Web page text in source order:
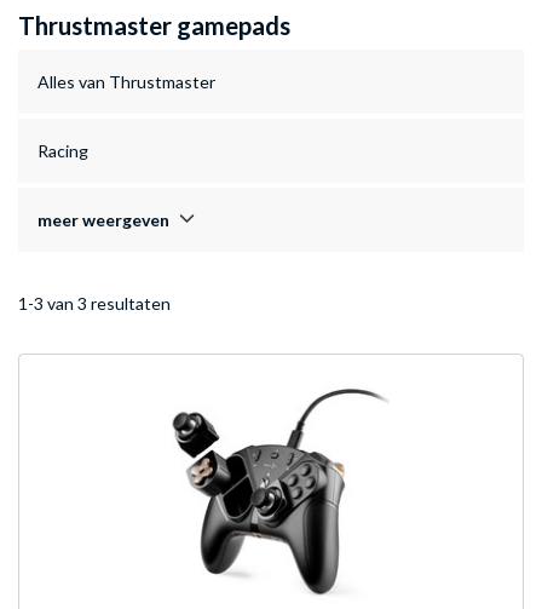
Thrustmaster gamepads
Alles van Thrustmaster
Racing
meer weergeven
1-3 van 3 resultaten